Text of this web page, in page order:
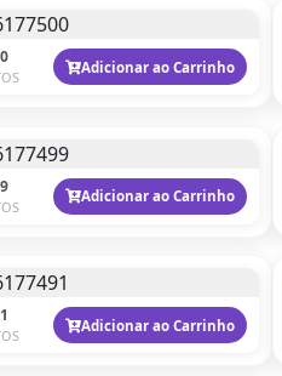
Adicionar ao Carrinho
Adicionar ao Carrinho
Adicionar ao Carrinho